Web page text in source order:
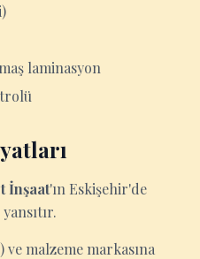
laminasyon
İnşaat'ın Eskişehir'de
ve malzeme markasına